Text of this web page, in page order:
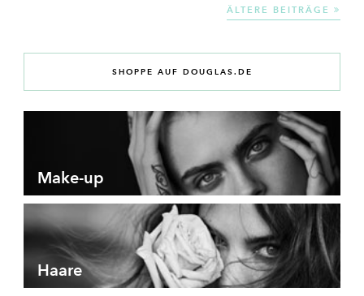
ÄLTERE BEITRÄGE
SHOPPE AUF DOUGLAS.DE
Make-up
Haare